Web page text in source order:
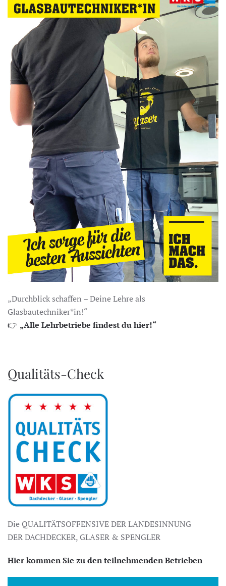
„Durchblick schaffen – Deine Lehre als
Glasbautechniker*in!“
👉 „Alle Lehrbetriebe findest du hier!“
Qualitäts-Check
Die QUALITÄTSOFFENSIVE DER LANDESINNUNG
DER DACHDECKER, GLASER & SPENGLER
Hier kommen Sie zu den teilnehmenden Betrieben